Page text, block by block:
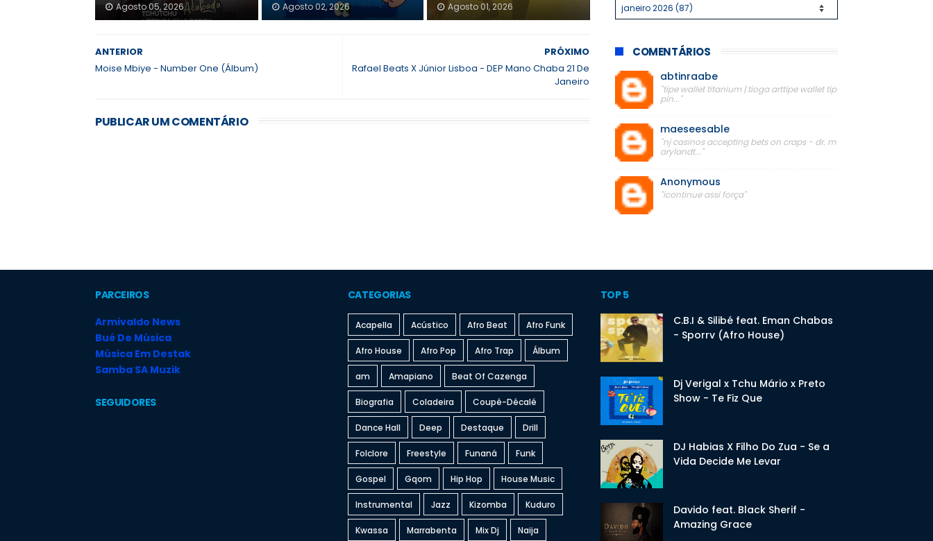
Agosto 05, 2026 Agosto 02, 2026 Agosto 01, 2026
PRÓXIMO
Rafael Beats X Júnior Lisboa - DEP Mano Chaba 21 De
Janeiro
ANTERIOR
Moise Mbiye - Number One (Álbum)
PUBLICAR UM COMENTÁRIO
COMENTÁRIOS
abtinraabe
"tipe wallet titanium | tioga arttipe wallet tip
pin..."
maeseesable
"nj casinos accepting bets on craps - dr. m
arylandt..."
Anonymous
"icontinue assi força"
PARCEIROS
Armivaldo News
Bué De Música
Música Em Destak
Samba SA Muzik
SEGUIDORES
CATEGORIAS
Acapella Acústico Afro Beat Afro Funk
Afro House Afro Pop Afro Trap Álbum
am Amapiano Beat Of Cazenga
Biografia Coladeira Coupé-Décalé
Dance Hall Deep Destaque Drill
Folclore Freestyle Funaná Funk
Gospel Gqom Hip Hop House Music
Instrumental Jazz Kizomba Kuduro
Kwassa Marrabenta Mix Dj Naija
TOP 5
C.B.I & Silibé feat. Eman Chabas
- Sporrv (Afro House)
Dj Verigal x Tchu Mário x Preto
Show - Te Fiz Que
DJ Habias X Filho Do Zua - Se a
Vida Decide Me Levar
Davido feat. Black Sherif -
Amazing Grace